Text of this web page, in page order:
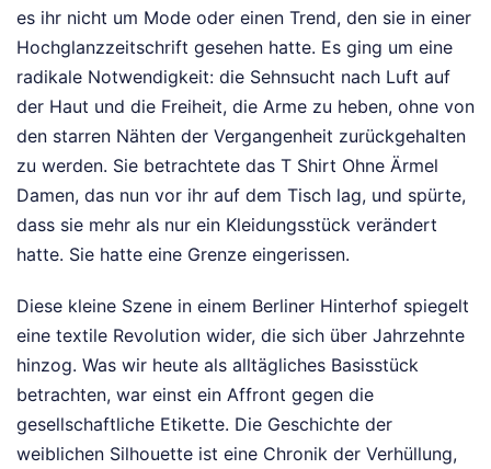
es ihr nicht um Mode oder einen Trend, den sie in einer
Hochglanzzeitschrift gesehen hatte. Es ging um eine
radikale Notwendigkeit: die Sehnsucht nach Luft auf
der Haut und die Freiheit, die Arme zu heben, ohne von
den starren Nähten der Vergangenheit zurückgehalten
zu werden. Sie betrachtete das T Shirt Ohne Ärmel
Damen, das nun vor ihr auf dem Tisch lag, und spürte,
dass sie mehr als nur ein Kleidungsstück verändert
hatte. Sie hatte eine Grenze eingerissen.
Diese kleine Szene in einem Berliner Hinterhof spiegelt
eine textile Revolution wider, die sich über Jahrzehnte
hinzog. Was wir heute als alltägliches Basisstück
betrachten, war einst ein Affront gegen die
gesellschaftliche Etikette. Die Geschichte der
weiblichen Silhouette ist eine Chronik der Verhüllung,